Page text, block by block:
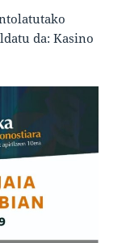
da: Kasino